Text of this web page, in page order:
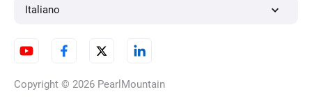
Editor Foto AI
Italiano
Copyright © 2026 PearlMountain